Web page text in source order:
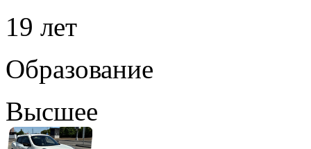
19 лет
Образование
Высшее